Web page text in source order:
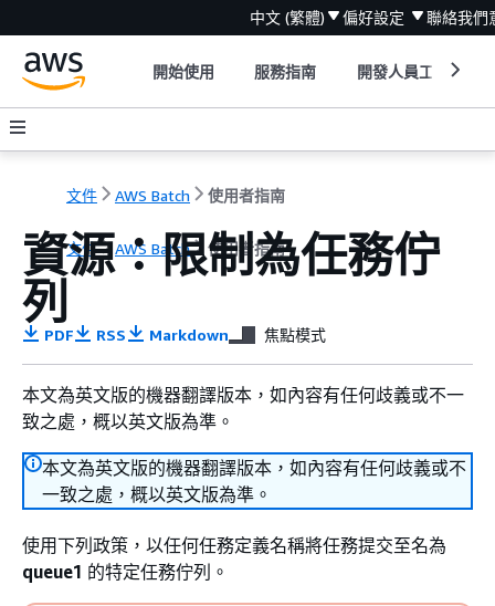
中文 (繁體) 偏好設定 聯絡我們
開始使用 服務指南 開發人員工具
文件 AWS Batch 使用者指南
文件 AWS Batch 使用者指南
資源：限制為任務佇
列
PDF RSS Markdown 焦點模式
本文為英文版的機器翻譯版本，如內容有任何歧義或不一
致之處，概以英文版為準。
本文為英文版的機器翻譯版本，如內容有任何歧義或不
一致之處，概以英文版為準。
使用下列政策，以任何任務定義名稱將任務提交至名為
queue1 的特定任務佇列。